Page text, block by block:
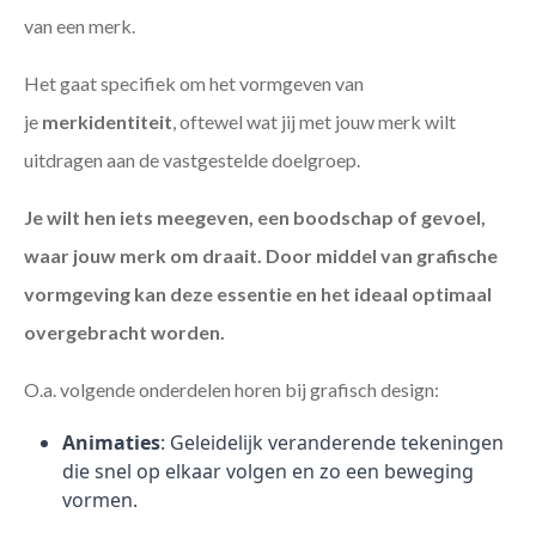
van een merk.
Het gaat specifiek om het vormgeven van
je merkidentiteit , oftewel wat jij met jouw merk wilt
uitdragen aan de vastgestelde doelgroep.
Je wilt hen iets meegeven, een boodschap of gevoel,
waar jouw merk om draait. Door middel van grafische
vormgeving kan deze essentie en het ideaal optimaal
overgebracht worden.
O.a. volgende onderdelen horen bij grafisch design:
Animaties: Geleidelijk veranderende tekeningen
die snel op elkaar volgen en zo een beweging
vormen.